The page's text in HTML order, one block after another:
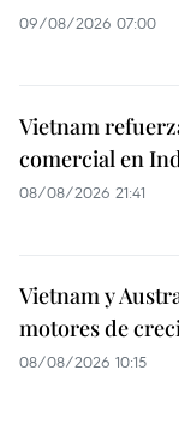
09/08/2026 07:00
Vietnam
comercial en
08/08/2026 21:41
Vietnam y
motores de
08/08/2026 10:15